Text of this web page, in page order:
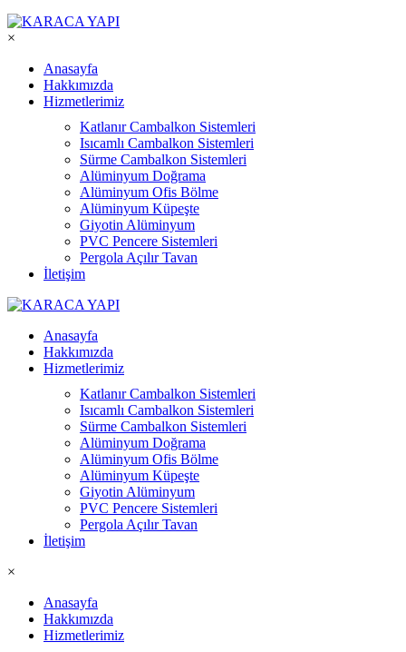
×
Anasayfa
Hakkımızda
Hizmetlerimiz
Katlanır Cambalkon Sistemleri
Isıcamlı Cambalkon Sistemleri
Sürme Cambalkon Sistemleri
Alüminyum Doğrama
Alüminyum Ofis Bölme
Alüminyum Küpeşte
Giyotin Alüminyum
PVC Pencere Sistemleri
Pergola Açılır Tavan
İletişim
Anasayfa
Hakkımızda
Hizmetlerimiz
Katlanır Cambalkon Sistemleri
Isıcamlı Cambalkon Sistemleri
Sürme Cambalkon Sistemleri
Alüminyum Doğrama
Alüminyum Ofis Bölme
Alüminyum Küpeşte
Giyotin Alüminyum
PVC Pencere Sistemleri
Pergola Açılır Tavan
İletişim
×
Anasayfa
Hakkımızda
Hizmetlerimiz